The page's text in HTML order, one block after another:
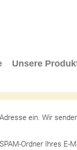
Unsere
ein. Wir
Ordner Ihres E-